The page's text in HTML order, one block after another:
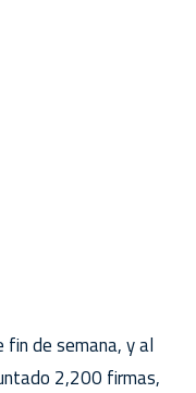
fin de semana, y al
2,200 firmas,